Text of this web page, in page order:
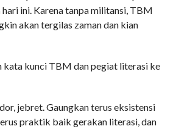
ini. Karena tanpa militansi, TBM
akan tergilas zaman dan kian
kata kunci TBM dan pegiat literasi ke
jebret. Gaungkan terus eksistensi
praktik baik gerakan literasi, dan